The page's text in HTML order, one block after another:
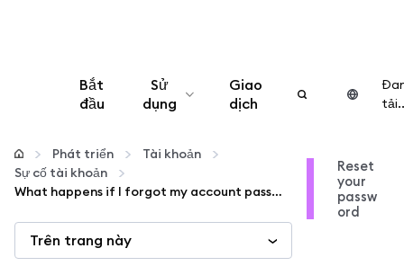
Bắt
đầu
Sử
dụng
Cấu hình
Quản lý tiền mã hóa
Thêm web3
Giao
dịch
Phát triển
Tài khoản
Sự cố tài khoản
What happens if I forgot my account password?
Trên trang này
Reset
your
passw
ord